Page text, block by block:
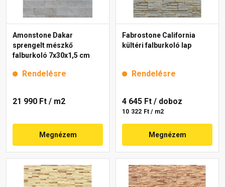
Amonstone Dakar
sprengelt mészkő
falburkoló 7x30x1,5 cm
Rendelésre
21 990 Ft / m2
Megnézem
Fabrostone California
kültéri falburkoló lap
Rendelésre
4 645 Ft / doboz
10 322 Ft / m2
Megnézem